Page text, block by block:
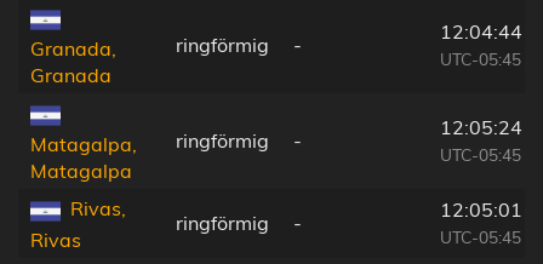
Granada,
Granada
ringförmig -
12:04:44
UTC-05:45
Matagalpa,
Matagalpa
ringförmig -
12:05:24
UTC-05:45
Rivas,
Rivas
ringförmig -
12:05:01
UTC-05:45